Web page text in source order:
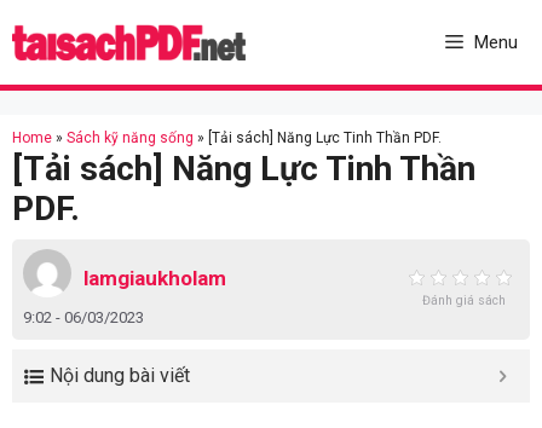
to
Menu
Home » Sách kỹ năng sống » [Tải sách] Năng Lực Tinh Thần PDF.
[Tải sách] Năng Lực Tinh Thần
PDF.
lamgiaukholam
9:02 - 06/03/2023
Đánh giá sách
Nội dung bài viết